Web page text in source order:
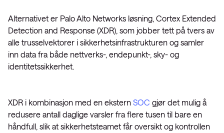
Alternativet er Palo Alto Networks løsning, Cortex Extended
Detection and Response (XDR), som jobber tett på tvers av
alle trusselvektorer i sikkerhetsinfrastrukturen og samler
inn data fra både nettverks-, endepunkt-, sky- og
identitetssikkerhet.
XDR i kombinasjon med en ekstern SOC gjør det mulig å
redusere antall daglige varsler fra flere tusen til bare en
håndfull, slik at sikkerhetsteamet får oversikt og kontrollen